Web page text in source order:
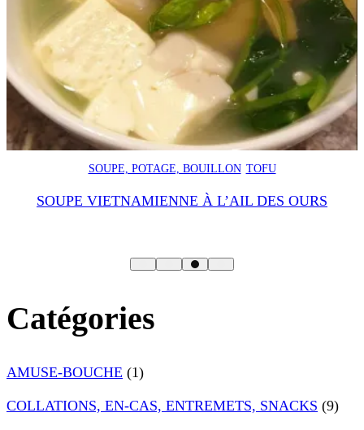
BOEUF PHO SOUPE, POTAGE, BOUILLON
Phở bò (Pho au bœuf) – Recette vietnamienne authentique,
Catégories
AMUSE-BOUCHE (1)
COLLATIONS, EN-CAS, ENTREMETS, SNACKS (9)